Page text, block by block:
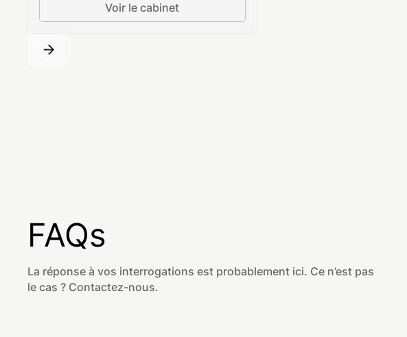
Voir le cabinet
FAQs
La réponse à vos interrogations est probablement ici. Ce n’est pas
le cas ? Contactez-nous.